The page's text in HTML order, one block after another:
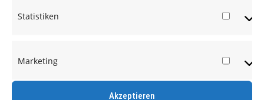
Statistiken
Marketing
Akzeptieren